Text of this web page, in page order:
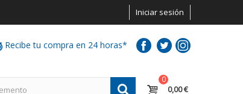
Iniciar sesión
Recibe tu compra en 24 horas*
0
0,00 €